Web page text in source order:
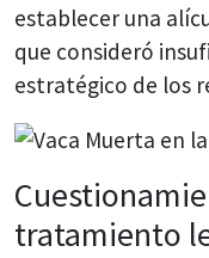
establecer una
que consideró
estratégico de los
tratamiento